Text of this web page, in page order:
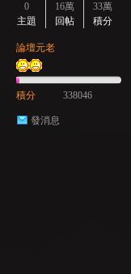
0
主題
16萬
回帖
33萬
積分
論壇元老
積分 338046
發消息